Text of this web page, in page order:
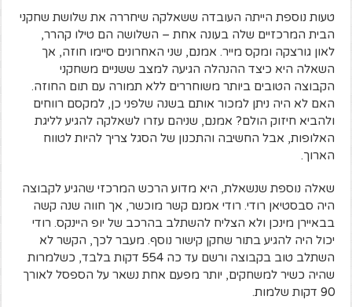
טעות נוספת הייתה העובדה ששאלקה שיחררה את שלושת שחקני
הבית המרכזיים שלה בעונה אחת – השלושה הם טילו קהרר,
לאון גורצקה ומקס מייר. אמנם, שני האחרונים סיימו חוזה, אך
השאלה היא כיצד ההנהלה הגיעה למצב ששניים משחקני
הקבוצה הטובים ביותר משוחררים ללא תמורה עם תום החוזה.
האם לא היה ניתן למכור אותם בשנה שלפני כן, למקסם רווחים
ולהביא חיזוק הולם? אמנם, שניהם עזרו לשאלקה להגיע לליגת
האלופות, אבל החשיבה והתכנון של הסגל צריך להיות לטווח
הארוך.
שאלה נוספת שנשאלת, היא מדוע הרכש המרכזי שהגיע לקבוצה
היה סבסטיאן רודי. רודי אמנם קשר מוכשר, אך חווה שנה קשה
בבאיירן מינכן ולא הצליח להשתלב בהרכב של יופ היינקס. רודי
יכול היה להגיע בתור שחקן קישור נוסף. מעבר לכך, הקשר לא
השתלב טוב בקבוצה ורשם עד כה 554 דקות בלבד, כשלמרות
שהיה כשיר למשחקים, יותר מפעם אחת נשאר על הספסל לאורך
90 דקות שלמות.